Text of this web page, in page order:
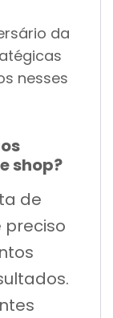
da
nesses
shop?
de
preciso